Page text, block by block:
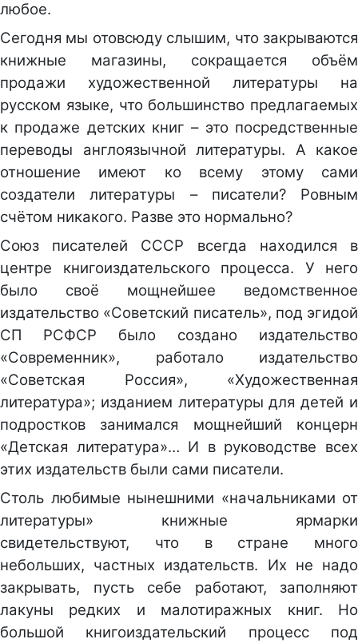
любое.
Сегодня мы отовсюду слышим, что закрываются
книжные магазины, сокращается объём
продажи художественной литературы на
русском языке, что большинство предлагаемых
к продаже детских книг – это посредственные
переводы англоязычной литературы. А какое
отношение имеют ко всему этому сами
создатели литературы – писатели? Ровным
счётом никакого. Разве это нормально?
Союз писателей СССР всегда находился в
центре книгоиздательского процесса. У него
было своё мощнейшее ведомственное
издательство «Советский писатель», под эгидой
СП РСФСР было создано издательство
«Современник», работало издательство
«Советская Россия», «Художественная
литература»; изданием литературы для детей и
подростков занимался мощнейший концерн
«Детская литература»… И в руководстве всех
этих издательств были сами писатели.
Столь любимые нынешними «начальниками от
литературы» книжные ярмарки
свидетельствуют, что в стране много
небольших, частных издательств. Их не надо
закрывать, пусть себе работают, заполняют
лакуны редких и малотиражных книг. Но
большой книгоиздательский процесс под